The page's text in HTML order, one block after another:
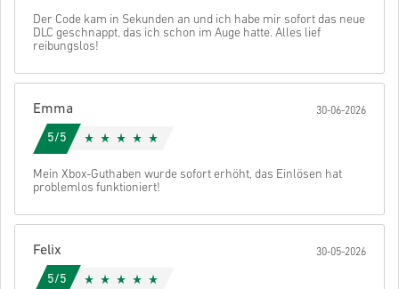
Schau dir die kurze Anleitung oben an oder folge den Schritten
unten 👇
• Gib deine E-Mail-Adresse ein
• Wähle deine bevorzugte Zahlungsmethode
Danach erhältst du eine E-Mail mit einem sicheren Link zu deinem
Sollte es irgendein Problem mit einem Kauf geben, so
kontaktiere uns bitte über unserKontaktformular
Diese downloadbaren Codes wurden vom Spieleentwickler
Originalprodukte.
Downloadbarer Inhalt oder DLC Produkte – Du musst das
Original Basisspiel haben um diese Erweiterung spielen zu
können.
einen Code.
Der Code kam in Sekunden an und ich habe mir sofort das neue
DLC geschnappt, das ich schon im Auge hatte. Alles lief
reibungslos!
Emma 30-06-2026
5/5
Mein Xbox-Guthaben wurde sofort erhöht, das Einlösen hat
problemlos funktioniert!
Felix 30-05-2026
5/5